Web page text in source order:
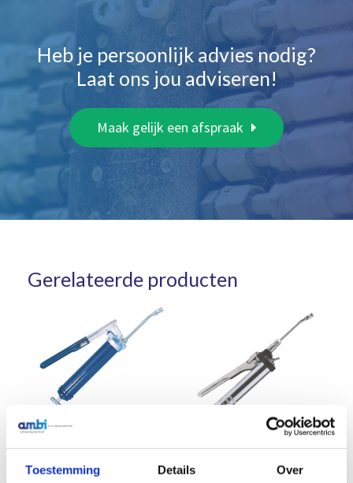
Toestemming Details Over
Heb je persoonlijk advies nodig?
Laat ons jou adviseren!
Maak gelijk een afspraak
Gerelateerde producten
€ 57,65 Excl. btw